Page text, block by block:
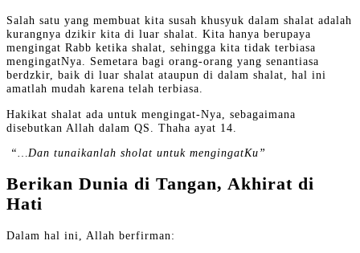
Salah satu yang membuat kita susah khusyuk dalam shalat adalah
kurangnya dzikir kita di luar shalat. Kita hanya berupaya
mengingat Rabb ketika shalat, sehingga kita tidak terbiasa
mengingatNya. Semetara bagi orang-orang yang senantiasa
berdzkir, baik di luar shalat ataupun di dalam shalat, hal ini
amatlah mudah karena telah terbiasa.
Hakikat shalat ada untuk mengingat-Nya, sebagaimana
disebutkan Allah dalam QS. Thaha ayat 14.
“…Dan tunaikanlah sholat untuk mengingatKu”
Berikan Dunia di Tangan, Akhirat di
Hati
Dalam hal ini, Allah berfirman: